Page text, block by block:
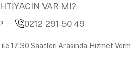
VAR MI?
0212 291 50 49
17:30 Saatleri Arasında Hizmet